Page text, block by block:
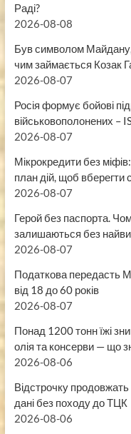
Раді?
2026-08-08
Був символом Майдану,
чим займається Козак
2026-08-07
Росія формує бойові
військовополонених –
2026-08-07
Мікрокредити без
план дій, щоб вберегти
2026-08-07
Герой без паспорта.
залишаються без
2026-08-07
Податкова передасть
від 18 до 60 років
2026-08-07
Понад 1200 тонн їжі
олія та консерви — що
2026-08-06
Відстрочку
дані без походу до ТЦК
2026-08-06